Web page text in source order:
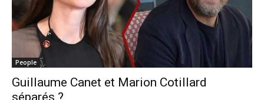
People
Guillaume Canet et Marion Cotillard